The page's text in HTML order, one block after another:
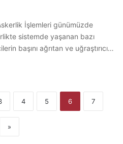
İşlemleri günümüzde
sistemde yaşanan bazı
başını ağrıtan ve uğraştırıcı…
4 5 6 7
»